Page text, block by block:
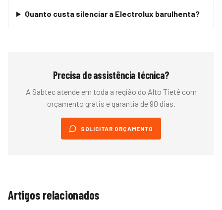
Quanto custa silenciar a Electrolux barulhenta?
Precisa de assistência técnica?
A Sabtec atende em toda a região do Alto Tietêcom
orçamento grátis e garantia de 90 dias.
SOLICITAR ORÇAMENTO
Artigos relacionados